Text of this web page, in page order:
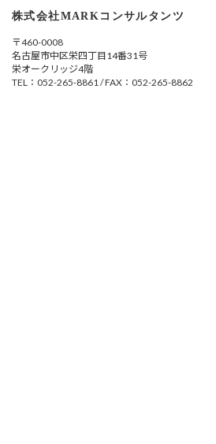
株式会社MARKコンサルタンツ
〒460-0008
名古屋市中区栄四丁目14番31号
栄オークリッジ4階
TEL：052-265-8861 / FAX：052-265-8862